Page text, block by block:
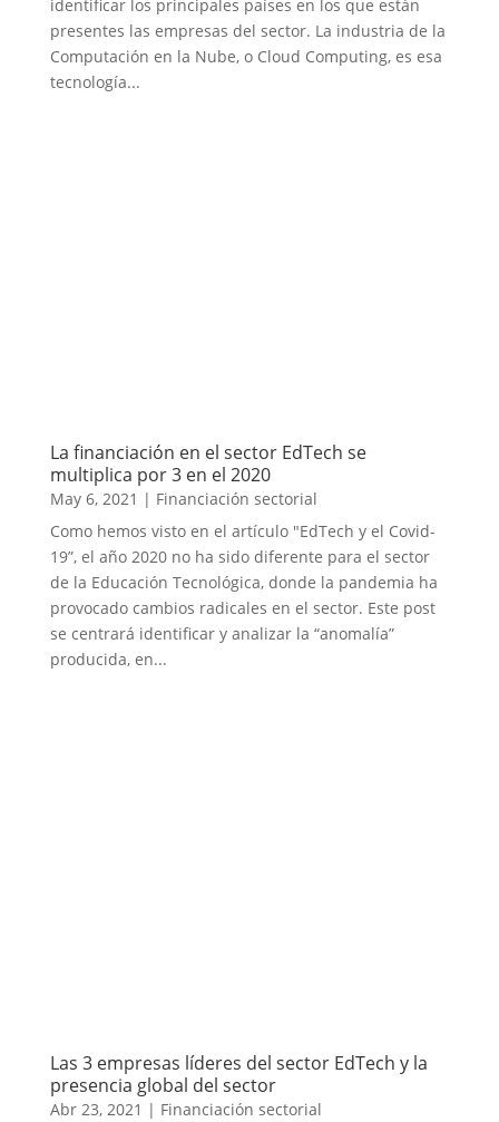
identificar los principales países en los que están
presentes las empresas del sector. La industria de la
Computación en la Nube, o Cloud Computing, es esa
tecnología...
La financiación en el sector EdTech se
multiplica por 3 en el 2020
May 6, 2021 | Financiación sectorial
Como hemos visto en el artículo "EdTech y el Covid-
19”, el año 2020 no ha sido diferente para el sector
de la Educación Tecnológica, donde la pandemia ha
provocado cambios radicales en el sector. Este post
se centrará identificar y analizar la “anomalía”
producida, en...
Las 3 empresas líderes del sector EdTech y la
presencia global del sector
Abr 23, 2021 | Financiación sectorial